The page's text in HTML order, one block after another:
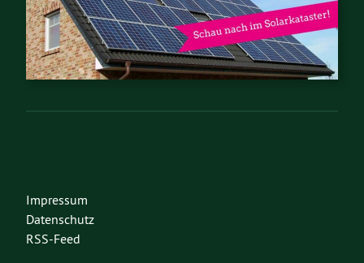
Impressum
Datenschutz
RSS-Feed